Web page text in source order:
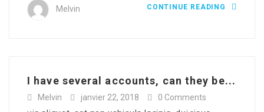
Melvin CONTINUE READING
I have several accounts, can they be...
Melvin janvier 22, 2018
0 Comments